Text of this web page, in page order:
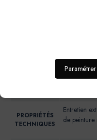
PROPRIÉTÉS
TECHNIQUES
Entretien
de
Paramétrer